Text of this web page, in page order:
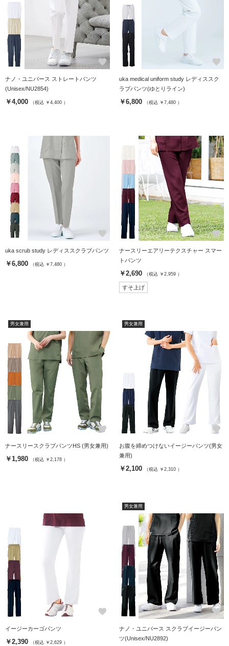
favorite
ナノ・ユニバース ストレートパンツ
(Unisex/NU2854)
￥4,000 （税込 ￥4,400 ）
favorite
uka medical uniform study レディススク
ラブパンツ(ゆとりライン)
￥6,800 （税込 ￥7,480 ）
favorite
uka scrub study レディススクラブパンツ
￥6,800 （税込 ￥7,480 ）
favorite
ナースリーエアリーテクスチャー スマー
トパンツ
￥2,690 （税込 ￥2,959 ）
すそ上げ
男女兼用
favorite
ナースリースクラブパンツHS (男女兼用)
￥1,980 （税込 ￥2,178 ）
男女兼用
favorite
お腹を締めつけないイージーパンツ(男女
兼用)
￥2,100 （税込 ￥2,310 ）
favorite
イージーカーゴパンツ
￥2,390 （税込 ￥2,629 ）
男女兼用
favorite
ナノ・ユニバース スクラブイージーパン
ツ(Unisex/NU2892)